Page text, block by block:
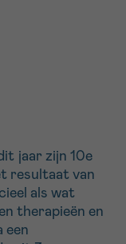
jaar zijn 10e
resultaat van
als wat
therapieën en
een